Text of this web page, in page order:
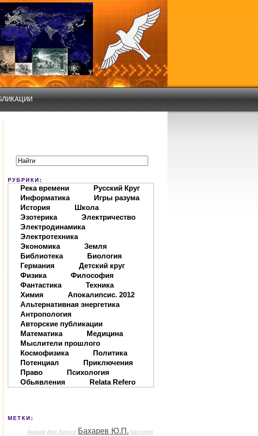
РУБРИКИ:
Река времени
Русский Круг
Информатика
Игры разума
История
Школа
Эзотерика
Электричество
Электродинамика
Электротехника
Экономика
Земля
Библиотека
Биология
Германия
Детский круг
Физика
Философия
Фантастика
Техника
Химия
Апокалипсис. 2012
Альтернативная энергетика
Антропология
Авторские публикации
Математика
Медицина
Мыслители прошлого
Космофизика
Политика
Потенциал
Приключения
Право
Психология
Обьявления
Relata Refero
МЕТКИ:
Акимов Аюр Кирусс Бахарев Ю.П. Кастерин